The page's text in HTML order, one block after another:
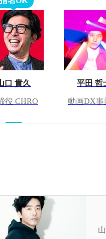
口 貴久
役 CHRO
平田 哲
動画DX事